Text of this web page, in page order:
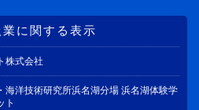
に関する表示
株式会社
海洋技術研究所浜名湖分場 浜名湖体験学
ト